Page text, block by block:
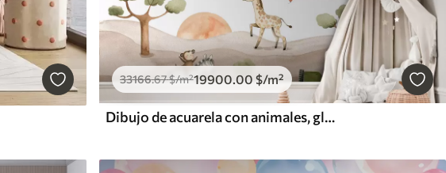
33166.67$/m²19900.00 $/m²
Dibujo de acuarela con animales, globos, avión y coche